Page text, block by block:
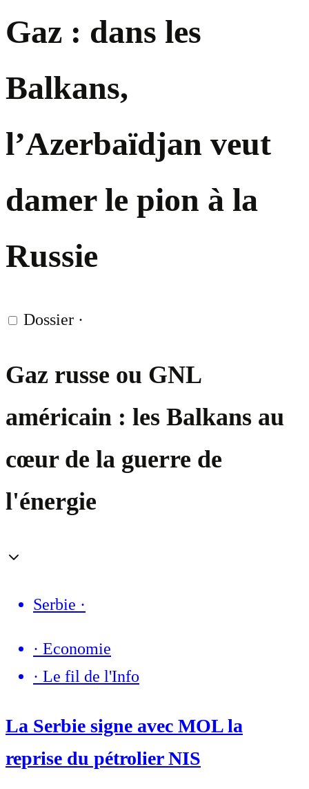
Gaz : dans les
Balkans,
l’Azerbaïdjan veut
damer le pion à la
Russie
Dossier ·
Gaz russe ou GNL
américain : les Balkans au
cœur de la guerre de
l'énergie
Serbie ·
· Economie
· Le fil de l'Info
La Serbie signe avec MOL la
reprise du pétrolier NIS